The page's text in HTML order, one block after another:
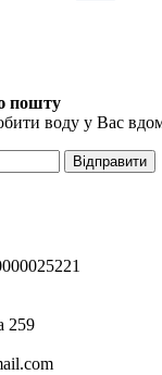
пошту
воду у Вас
Відправити
259